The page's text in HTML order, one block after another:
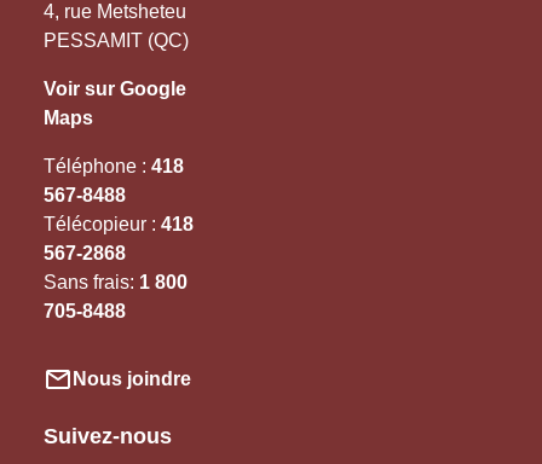
4, rue Metsheteu
PESSAMIT (QC)
Voir sur Google
Maps
Téléphone : 418
567-8488
Télécopieur : 418
567-2868
Sans frais: 1 800
705-8488
Nous joindre
Suivez-nous